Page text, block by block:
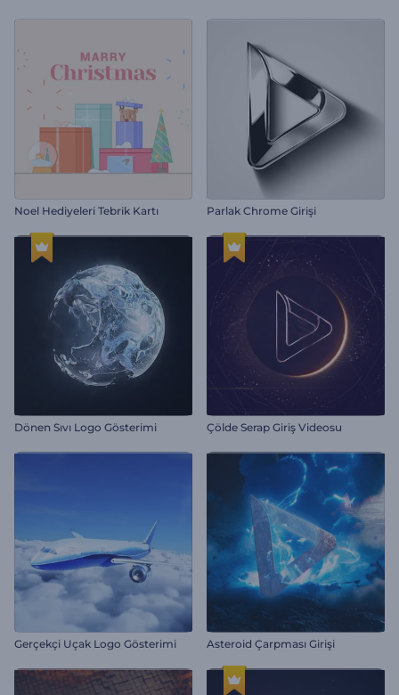
Noel Hediyeleri Tebrik Kartı Parlak Chrome Girişi
Dönen Sıvı Logo Gösterimi Çölde Serap Giriş Videosu
Gerçekçi Uçak Logo Gösterimi Asteroid Çarpması Girişi